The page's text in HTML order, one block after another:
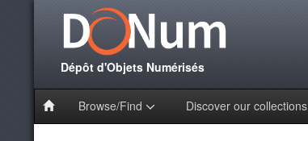
Dépôt d'Objets Numérisés
Browse/Find Discover our collections